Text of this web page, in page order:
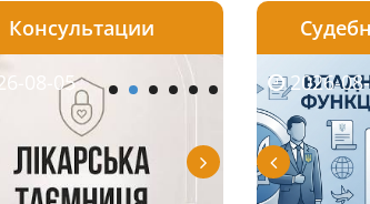
2026-08-04
03 2026-08-03
Консультации
08-05 2026-08-05
2026-08-05 2026-